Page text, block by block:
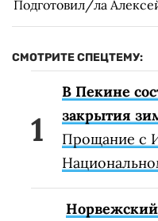
Подготовил/ла
СМОТРИТЕ СПЕЦТЕМУ:
В Пекине
закрытия
Прощание с